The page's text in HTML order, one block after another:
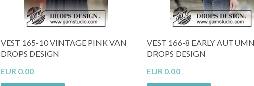
VEST 165-10 VINTAGE PINK VAN
DROPS DESIGN
EUR 0.00
VEST 166-8 EARLY
DROPS DESIGN
EUR 0.00